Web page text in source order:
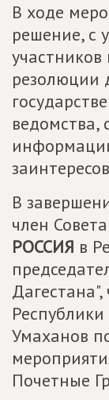
В ходе
решение, с
участников
резолюции
ведомства,
В
член
РОССИЯ в
Умаханов
Почетные